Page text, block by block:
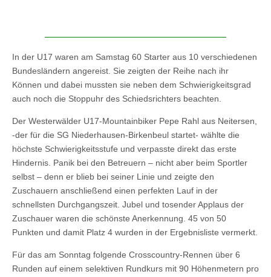
In der U17 waren am Samstag 60 Starter aus 10 verschiedenen
Bundesländern angereist. Sie zeigten der Reihe nach ihr
Können und dabei mussten sie neben dem Schwierigkeitsgrad
auch noch die Stoppuhr des Schiedsrichters beachten.
Der Westerwälder U17-Mountainbiker Pepe Rahl aus Neitersen,
-der für die SG Niederhausen-Birkenbeul startet- wählte die
höchste Schwierigkeitsstufe und verpasste direkt das erste
Hindernis. Panik bei den Betreuern – nicht aber beim Sportler
selbst – denn er blieb bei seiner Linie und zeigte den
Zuschauern anschließend einen perfekten Lauf in der
schnellsten Durchgangszeit. Jubel und tosender Applaus der
Zuschauer waren die schönste Anerkennung. 45 von 50
Punkten und damit Platz 4 wurden in der Ergebnisliste vermerkt.
Für das am Sonntag folgende Crosscountry-Rennen über 6
Runden auf einem selektiven Rundkurs mit 90 Höhenmetern pro